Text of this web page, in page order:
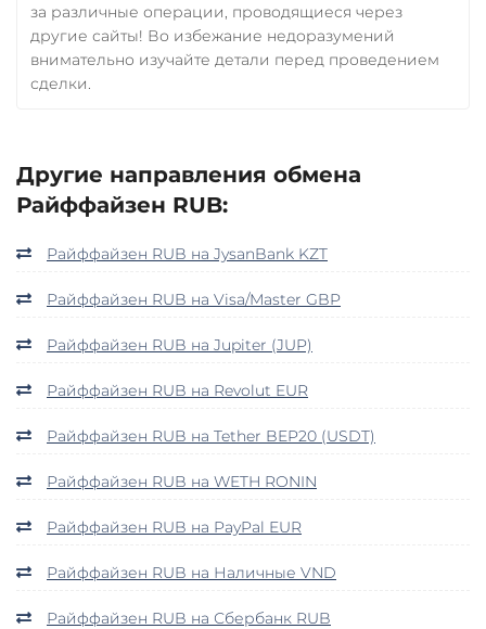
за различные операции, проводящиеся через
другие сайты! Во избежание недоразумений
внимательно изучайте детали перед проведением
сделки.
Другие направления обмена
Райффайзен RUB:
Райффайзен RUB на JysanBank KZT
Райффайзен RUB на Visa/Master GBP
Райффайзен RUB на Jupiter (JUP)
Райффайзен RUB на Revolut EUR
Райффайзен RUB на Tether BEP20 (USDT)
Райффайзен RUB на WETH RONIN
Райффайзен RUB на PayPal EUR
Райффайзен RUB на Наличные VND
Райффайзен RUB на Сбербанк RUB